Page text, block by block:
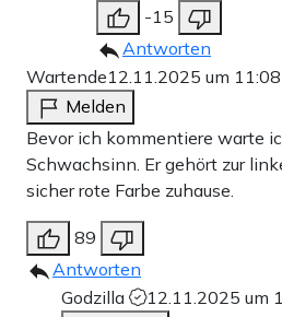
-15
Antworten
Wartende12.11.2025 um
Melden
Bevor ich kommentiere warte
Schwachsinn. Er gehört zur
sicher rote Farbe zuhause.
89
Antworten
Godzilla
12.11.2025 um